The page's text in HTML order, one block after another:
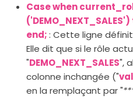
Case when
end;: Cette ligne
Elle dit que si le rôle
"DEMO_NEXT_SALES",
colonne inchangée ("val
en la remplaçant par "